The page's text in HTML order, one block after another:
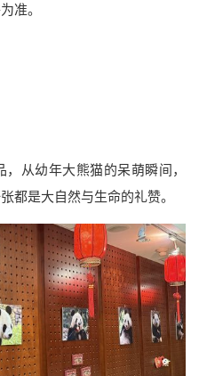
准。
从幼年大熊猫的呆萌瞬间，
都是大自然与生命的礼赞。